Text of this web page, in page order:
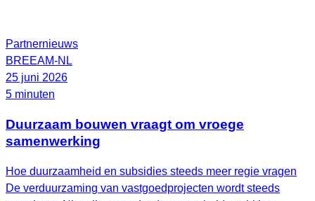
Partnernieuws
BREEAM-NL
25 juni 2026
5 minuten
Duurzaam bouwen vraagt om vroege
samenwerking
Hoe duurzaamheid en subsidies steeds meer regie vragen
De verduurzaming van vastgoedprojecten wordt steeds